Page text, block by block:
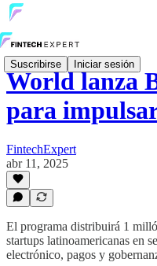
Suscribirse Iniciar sesión
World lanza
para
FintechExpert
abr 11, 2025
El programa distribuirá 1
startups latinoamericanas en
electrónico, pagos y